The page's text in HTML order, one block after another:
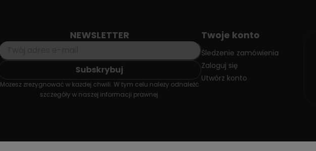
NEWSLETTER
Możesz zrezygnować w każdej chwili. W tym celu należy odnaleźć
szczegóły w naszej informacji prawnej.
Twoje konto
Śledzenie zamówienia
Zaloguj się
Utwórz konto